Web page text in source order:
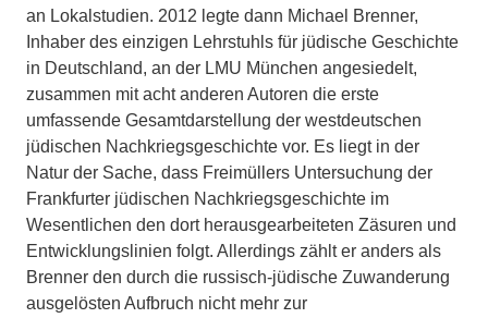
an Lokalstudien. 2012 legte dann Michael Brenner,
Inhaber des einzigen Lehrstuhls für jüdische Geschichte
in Deutschland, an der LMU München angesiedelt,
zusammen mit acht anderen Autoren die erste
umfassende Gesamtdarstellung der westdeutschen
jüdischen Nachkriegsgeschichte vor. Es liegt in der
Natur der Sache, dass Freimüllers Untersuchung der
Frankfurter jüdischen Nachkriegsgeschichte im
Wesentlichen den dort herausgearbeiteten Zäsuren und
Entwicklungslinien folgt. Allerdings zählt er anders als
Brenner den durch die russisch-jüdische Zuwanderung
ausgelösten Aufbruch nicht mehr zur